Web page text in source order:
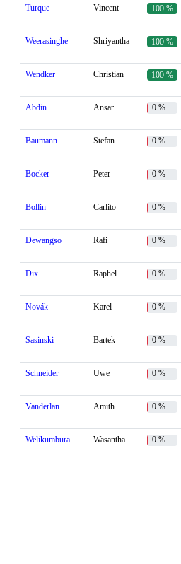
Turque Vincent 100 %
Weerasinghe Shriyantha 100 %
Wendker Christian 100 %
Abdin Ansar 0 %
Baumann Stefan 0 %
Bocker Peter 0 %
Bollin Carlito 0 %
Dewangso Rafi 0 %
Dix Raphel 0 %
Novák Karel 0 %
Sasinski Bartek 0 %
Schneider Uwe 0 %
Vanderlan Amith 0 %
Welikumbura Wasantha 0 %